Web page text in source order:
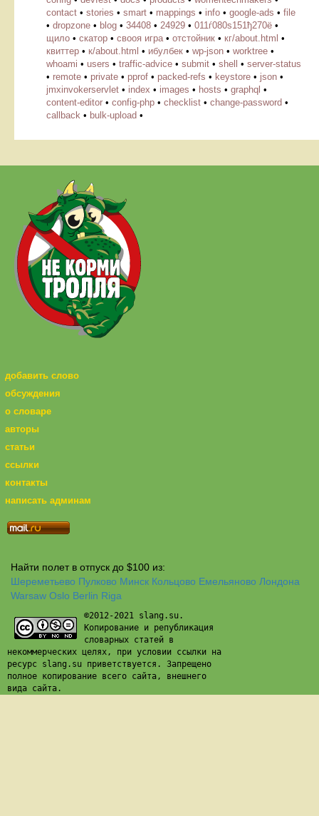
contact • stories • smart • mappings • info • google-ads • file
• dropzone • blog • 34408 • 24929 • 011ѓ080ѕ151ђ270ё •
щило • скатор • свооя игра • отстойник • кг/about.html •
квиттер • к/about.html • ибулбек • wp-json • worktree •
whoami • users • traffic-advice • submit • shell • server-status
• remote • private • pprof • packed-refs • keystore • json •
jmxinvokerservlet • index • images • hosts • graphql •
content-editor • config-php • checklist • change-password •
callback • bulk-upload •
добавить слово
обсуждения
о словаре
авторы
статьи
ссылки
контакты
написать админам
Найти полет в отпуск до $100 из:
Шереметьево Пулково Минск Кольцово Емельяново Лондона
Warsaw Oslo Berlin Riga
©2012-2021 slang.su.
Копирование и републикация
словарных статей в
некоммерческих целях, при условии ссылки на
ресурс slang.su приветствуется. Запрещено
полное копирование всего сайта, внешнего
вида сайта.